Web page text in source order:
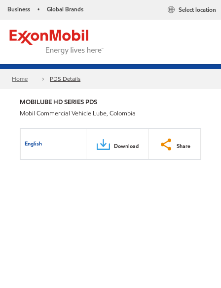
Business • Global Brands Select location
Home PDS Details
MOBILUBE HD SERIES PDS
Mobil Commercial Vehicle Lube, Colombia
English Download Share